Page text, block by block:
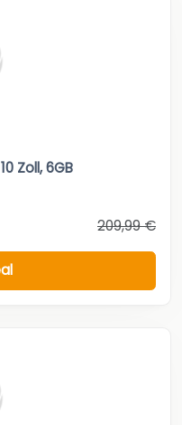
Zoll, 6GB
209,99 €